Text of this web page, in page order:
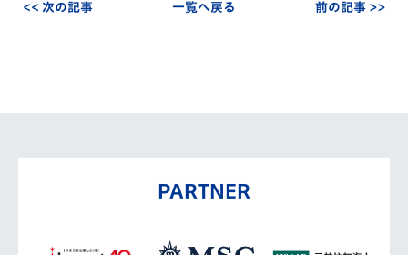
<< 次の記事 一覧へ戻る 前の記事 >>
PARTNER